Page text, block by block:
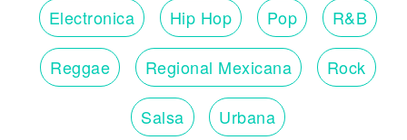
Electronica Hip Hop Pop R&B
Reggae Regional Mexicana Rock
Salsa Urbana